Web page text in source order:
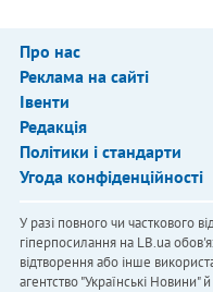
Про нас
Реклама на сайті
Івенти
Редакція
Політики і стандарти
Угода конфіденційності
У разі повного чи часткового
гіперпосилання на LB.ua
відтворення або інше
агентство "Українськi Новини"